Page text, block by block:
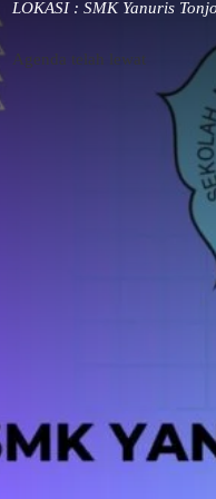
LOKASI : SMK Yanuris
Agenda telah lewat